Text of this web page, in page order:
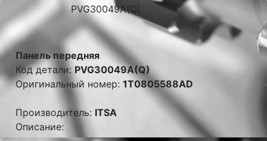
Панель передняя
Код детали: PVG30049A(Q)
Оригинальный номер: 1T0805588AD
Производитель: ITSA
Описание: